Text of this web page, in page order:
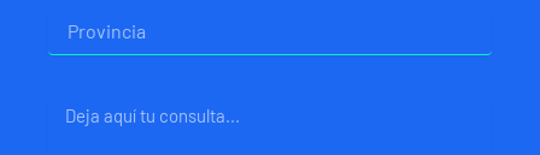
Mensaje